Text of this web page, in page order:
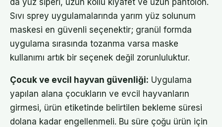
da yüz siperi, uzun kollu kıyafet ve uzun pantolon.
Sıvı sprey uygulamalarında yarım yüz solunum
maskesi en güvenli seçenektir; granül formda
uygulama sırasında tozanma varsa maske
kullanımı artık bir seçenek değil zorunluluktur.
Çocuk ve evcil hayvan güvenliği: Uygulama
yapılan alana çocukların ve evcil hayvanların
girmesi, ürün etiketinde belirtilen bekleme süresi
dolana kadar engellenmeli. Bu süre çoğu ürün için